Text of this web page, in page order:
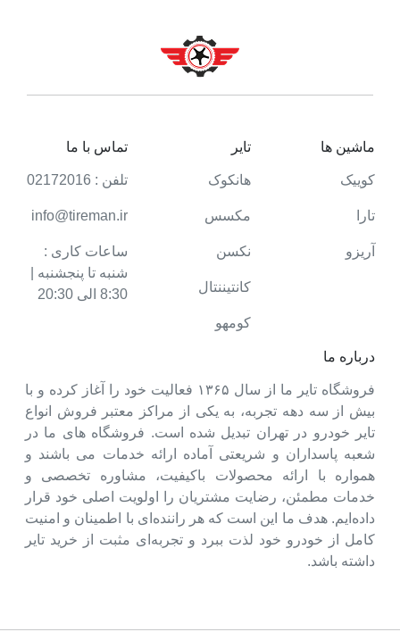
درباره ما
فروشگاه تایر ما از سال ۱۳۶۵ فعالیت خود را آغاز کرده و با
بیش از سه دهه تجربه، به یکی از مراکز معتبر فروش انواع
تایر خودرو در تهران تبدیل شده است. فروشگاه های ما در
شعبه پاسداران و شریعتی آماده ارائه خدمات می باشند و
همواره با ارائه محصولات باکیفیت، مشاوره تخصصی و
خدمات مطمئن، رضایت مشتریان را اولویت اصلی خود قرار
داده‌ایم. هدف ما این است که هر راننده‌ای با اطمینان و امنیت
کامل از خودرو خود لذت ببرد و تجربه‌ای مثبت از خرید تایر
داشته باشد.
ماشین ها
کوییک
تارا
آریزو
تایر
هانکوک
مکسس
نکسن
کانتیننتال
کومهو
تماس با ما
تلفن : 02172016
info@tireman.ir
ساعات کاری :
شنبه تا پنجشنبه |
8:30 الی 20:30